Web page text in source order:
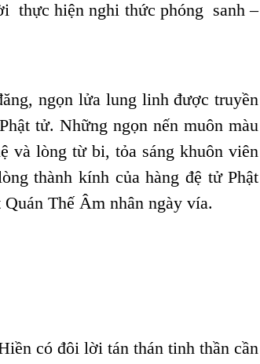
thực hiện nghi thức phóng sanh –
ngọn lửa lung linh được truyền
tử. Những ngọn nến muôn màu
và lòng từ bi, tỏa sáng khuôn viên
thành kính của hàng đệ tử Phật
Thế Âm nhân ngày vía.
có đôi lời tán thán tinh thần cần